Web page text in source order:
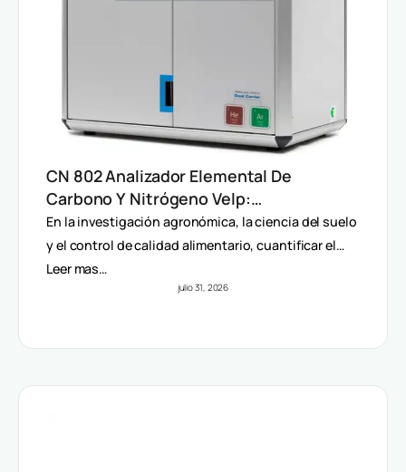
CN 802 Analizador Elemental De
Carbono Y Nitrógeno Velp:
Determinación Rápida Por Método
Dumas (TC, TOC, TIC Y TN)
En la investigación agronómica, la ciencia del suelo
y el control de calidad alimentario, cuantificar el…
Leer mas…
julio 31, 2026